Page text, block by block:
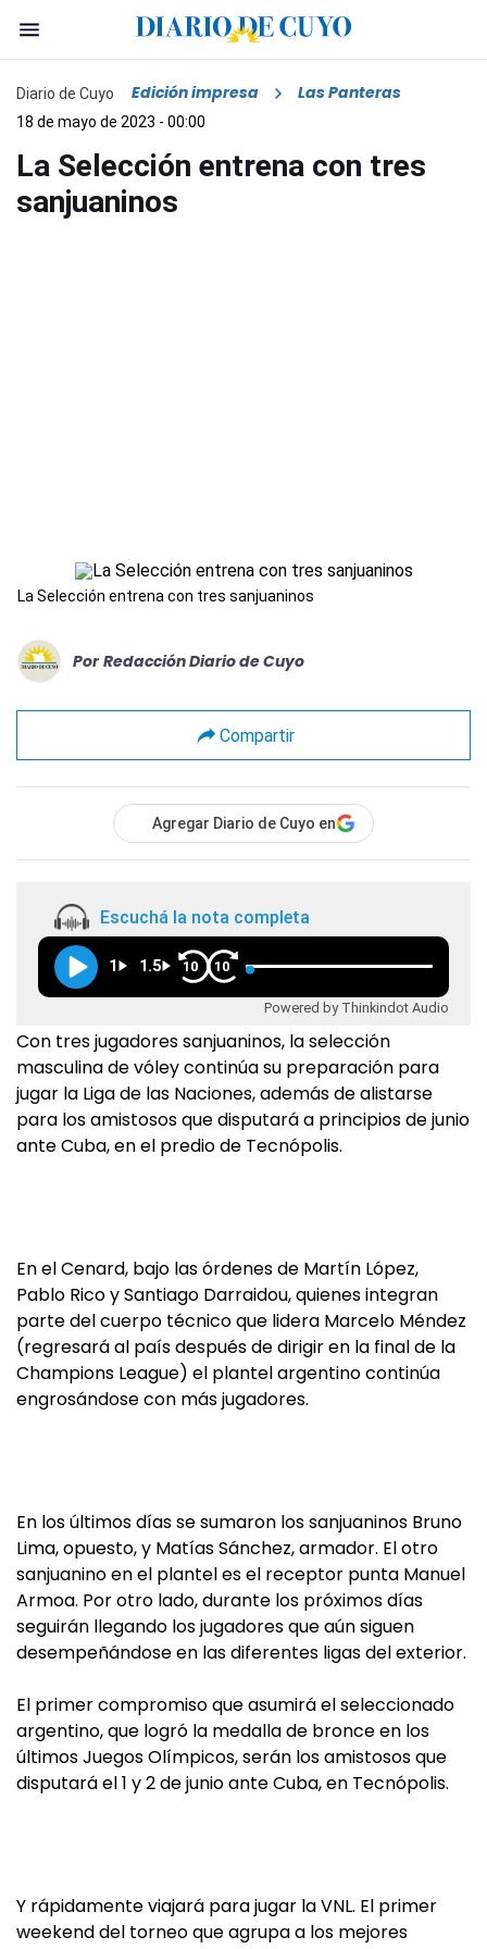
Diario de Cuyo Edición impresa Las Panteras
18 de mayo de 2023 - 00:00
La Selección entrena con tres
sanjuaninos
La Selección entrena con tres sanjuaninos
Por Redacción Diario de Cuyo
Compartir
Agregar Diario de Cuyo en
Escuchá la nota completa
1 1.5 10 10
Powered by Thinkindot Audio
Con tres jugadores sanjuaninos, la selección
masculina de vóley continúa su preparación para
jugar la Liga de las Naciones, además de alistarse
para los amistosos que disputará a principios de junio
ante Cuba, en el predio de Tecnópolis.
En el Cenard, bajo las órdenes de Martín López,
Pablo Rico y Santiago Darraidou, quienes integran
parte del cuerpo técnico que lidera Marcelo Méndez
(regresará al país después de dirigir en la final de la
Champions League) el plantel argentino continúa
engrosándose con más jugadores.
En los últimos días se sumaron los sanjuaninos Bruno
Lima, opuesto, y Matías Sánchez, armador. El otro
sanjuanino en el plantel es el receptor punta Manuel
Armoa. Por otro lado, durante los próximos días
seguirán llegando los jugadores que aún siguen
desempeñándose en las diferentes ligas del exterior.
El primer compromiso que asumirá el seleccionado
argentino, que logró la medalla de bronce en los
últimos Juegos Olímpicos, serán los amistosos que
disputará el 1 y 2 de junio ante Cuba, en Tecnópolis.
Y rápidamente viajará para jugar la VNL. El primer
weekend del torneo que agrupa a los mejores